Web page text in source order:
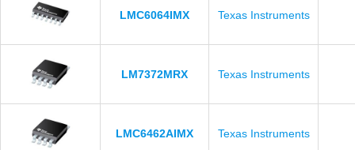
LMC6064IMX Texas Instruments
LM7372MRX Texas Instruments
LMC6462AIMX Texas Instruments